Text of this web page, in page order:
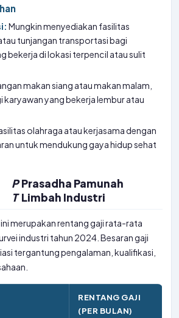
Mungkin menyediakan fasilitas
tunjangan transportasi bagi
bekerja di lokasi terpencil atau sulit
makan siang atau makan malam,
karyawan yang bekerja lembur atau
olahraga atau kerjasama dengan
untuk mendukung gaya hidup sehat
P
T
Prasadha Pamunah
Limbah Industri
merupakan rentang gaji rata-rata
industri tahun 2024. Besaran gaji
tergantung pengalaman, kualifikasi,
RENTANG GAJI
(PER BULAN)